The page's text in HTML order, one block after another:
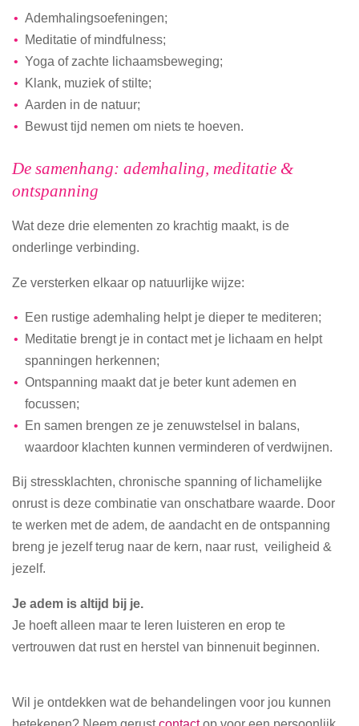
Ademhalingsoefeningen;
Meditatie of mindfulness;
Yoga of zachte lichaamsbeweging;
Klank, muziek of stilte;
Aarden in de natuur;
Bewust tijd nemen om niets te hoeven.
De samenhang: ademhaling, meditatie &
ontspanning
Wat deze drie elementen zo krachtig maakt, is de
onderlinge verbinding.
Ze versterken elkaar op natuurlijke wijze:
Een rustige ademhaling helpt je dieper te mediteren;
Meditatie brengt je in contact met je lichaam en helpt
spanningen herkennen;
Ontspanning maakt dat je beter kunt ademen en
focussen;
En samen brengen ze je zenuwstelsel in balans,
waardoor klachten kunnen verminderen of verdwijnen.
Bij stressklachten, chronische spanning of lichamelijke
onrust is deze combinatie van onschatbare waarde. Door
te werken met de adem, de aandacht en de ontspanning
breng je jezelf terug naar de kern, naar rust, veiligheid &
jezelf.
Je adem is altijd bij je.
Je hoeft alleen maar te leren luisteren en erop te
vertrouwen dat rust en herstel van binnenuit beginnen.
Wil je ontdekken wat de behandelingen voor jou kunnen